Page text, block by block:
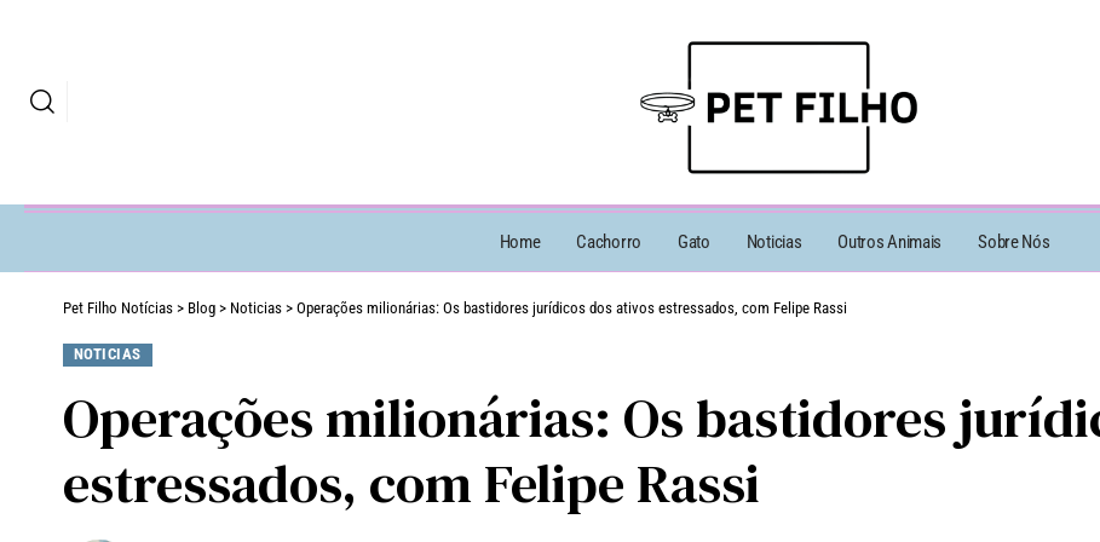
Home Cachorro Gato Noticias Outros Animais Sobre Nós
Pet Filho Notícias > Blog > Noticias > Operações milionárias: Os bastidores jurídicos dos ativos estressados, com Felipe Rassi
NOTICIAS
Operações milionárias: Os bastidores
estressados, com Felipe Rassi